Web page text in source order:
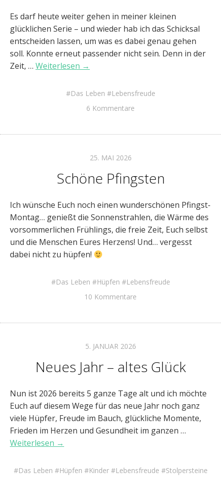
Es darf heute weiter gehen in meiner kleinen
glücklichen Serie – und wieder hab ich das Schicksal
entscheiden lassen, um was es dabei genau gehen
soll. Konnte erneut passender nicht sein. Denn in der
Zeit, … Weiterlesen →
Das Leben
Lebensfreude
6 Kommentare
25. MAI 2026
Schöne Pfingsten
Ich wünsche Euch noch einen wunderschönen Pfingst-
Montag… genießt die Sonnenstrahlen, die Wärme des
vorsommerlichen Frühlings, die freie Zeit, Euch selbst
und die Menschen Eures Herzens! Und… vergesst
dabei nicht zu hüpfen!
Das Leben Hüpfen
Lebensfreude
10 Kommentare
5. JANUAR 2026
Neues Jahr – altes Glück
Nun ist 2026 bereits 5 ganze Tage alt und ich möchte
Euch auf diesem Wege für das neue Jahr noch ganz
viele Hüpfer, Freude im Bauch, glückliche Momente,
Frieden im Herzen und Gesundheit im ganzen …
Weiterlesen →
Das Leben Hüpfen Kinder Lebensfreude
Stolpersteine